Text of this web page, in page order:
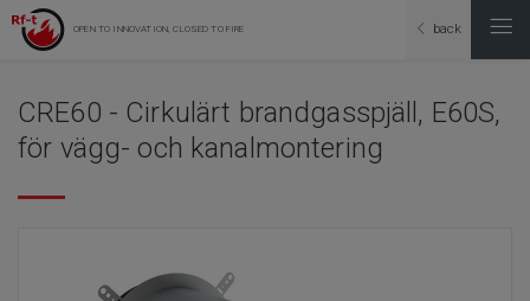
OPEN TO INNOVATION, CLOSED TO FIRE back
CRE60 - Cirkulärt brandgasspjäll, E60S,
för vägg- och kanalmontering